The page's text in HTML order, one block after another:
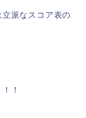
派なスコア表の
！